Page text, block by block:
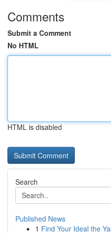
Comments
Submit a Comment
No HTML
HTML is disabled
Search
Published News
1 Find Your Ideal the